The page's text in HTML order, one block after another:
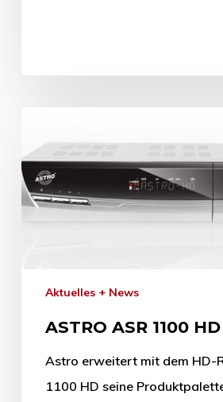
Aktuelles + News
ASTRO ASR 1100 HD
Astro erweitert mit dem HD-
1100 HD seine